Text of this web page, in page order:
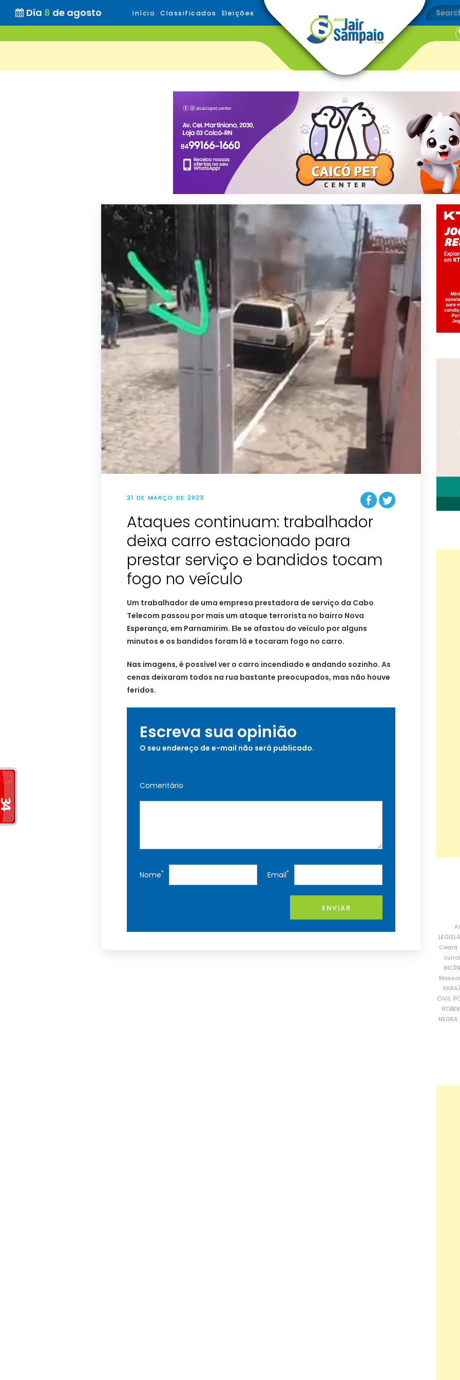
Dia 8 de agosto Início Classificados Eleições
21 DE MARÇO DE 2023
Ataques continuam: trabalhador
deixa carro estacionado para
prestar serviço e bandidos tocam
fogo no veículo
Um trabalhador de uma empresa prestadora de serviço da Cabo
Telecom passou por mais um ataque terrorista no bairro Nova
Esperança, em Parnamirim. Ele se afastou do veículo por alguns
minutos e os bandidos foram lá e tocaram fogo no carro.
Nas imagens, é possível ver o carro incendiado e andando sozinho. As
cenas deixaram todos na rua bastante preocupados, mas não houve
feridos.
Escreva sua opinião
O seu endereço de e-mail não será publicado.
Comentário
Nome* Email*
ENVIAR
Ceará
CIVIL
NEGRA